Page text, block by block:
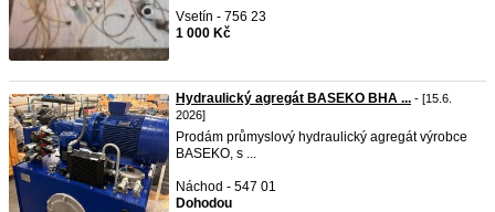
Vsetín - 756 23
1 000 Kč
Hydraulický agregát BASEKO BHA ... - [15.6.
2026]
Prodám průmyslový hydraulický agregát výrobce
BASEKO, s ...
Náchod - 547 01
Dohodou